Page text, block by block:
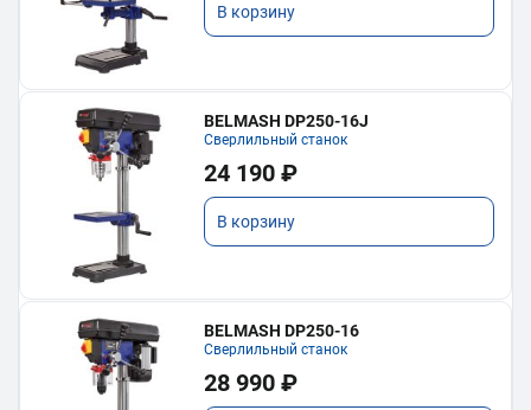
В корзину
BELMASH DP250-16J
Сверлильный станок
24 190 ₽
В корзину
BELMASH DP250-16
Сверлильный станок
28 990 ₽